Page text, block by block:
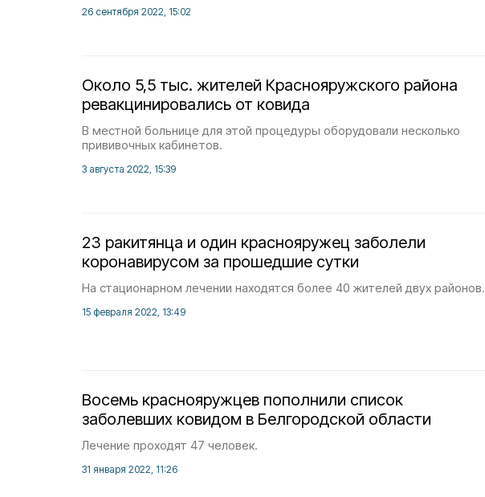
26 сентября 2022, 15:02
Около 5,5 тыс. жителей Краснояружского района
ревакцинировались от ковида
В местной больнице для этой процедуры оборудовали несколько
прививочных кабинетов.
3 августа 2022, 15:39
23 ракитянца и один краснояружец заболели
коронавирусом за прошедшие сутки
На стационарном лечении находятся более 40 жителей двух районов.
15 февраля 2022, 13:49
Восемь краснояружцев пополнили список
заболевших ковидом в Белгородской области
Лечение проходят 47 человек.
31 января 2022, 11:26